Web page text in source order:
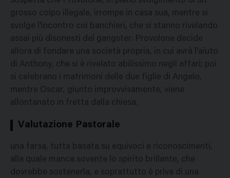
grosso colpo illegale, irrompe in casa sua, mentre si
svolge l'incontro coi banchieri, che si stanno rivelando
assai più disonesti del gangster. Provolone decide
allora di fondare una società propria, in cui avrà l'aiuto
di Anthony, che si è rivelato abilissimo negli affari; poi
si celebrano i matrimoni delle due figlie di Angelo,
mentre Oscar, giunto improvvisamente, viene
allontanato in fretta dalla chiesa.
Valutazione Pastorale
una farsa, tutta basata su equivoci e riconoscimenti,
alla quale manca sovente lo spirito brillante, che
dovrebbe sostenerla, e soprattutto è priva di una